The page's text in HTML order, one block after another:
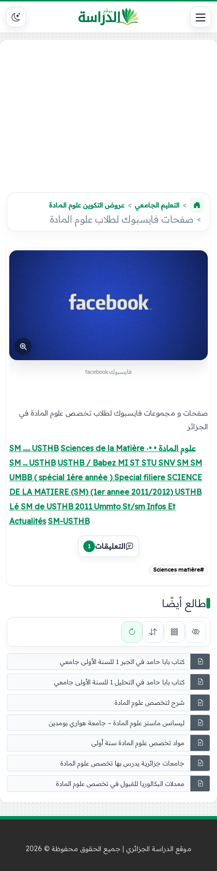
التعليم الجامعي عروض التكوين علوم المادة
صفحات فايسبوك لطلاب علوم المادة
فايسبوك facebook
صفحات و مجموعات فايسبوك لطلاب تخصص علوم المادة في
الجزائر
SM ..... USTHB
Sciences de la Matière علوم المادة • •٠
SM ... USTHB USTHB / Babez MI ST STU SNV SM SM
UMBB ( spécial 1ére année ) Special filiere SCIENCE
DE LA MATIERE (SM) (1er annee 2011/2012) USTHB
Lé SM de USTHB 2011 Ummto St/sm Infos Et
Actualités SM-USTHB
التعليقات 1
#Sciences matière
طالع أيضًا
كتاب بابا حامد في الجبر 1 للسنة الأولى جامعي
كتاب بابا حامد في التحليل 1 للسنة الأولى جامعي
شرح لتخصص علوم المادة
ليسانس ماستر علوم المادة – جامعة هواري بومدين
مواد تخصص علوم المادة سنة أولى
جامعات جزائرية يدرس بها تخصص علوم المادة
معدلات البكالوريا للقبول في تخصص علوم المادة
موقع الدراسة الجزائري | جميع الحقوق محفوظة © 2026